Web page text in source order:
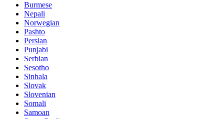
Burmese
Nepali
Norwegian
Pashto
Persian
Punjabi
Serbian
Sesotho
Sinhala
Slovak
Slovenian
Somali
Samoan